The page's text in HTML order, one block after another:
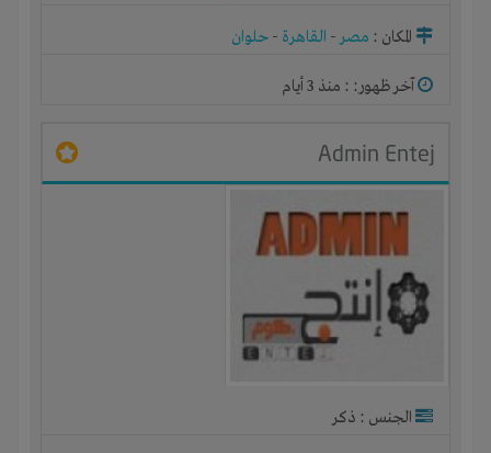
المكان : مصر- القاهرة - حلوان
آخر ظهور: : منذ 3 أيام
Admin Entej
الجنس : ذكر